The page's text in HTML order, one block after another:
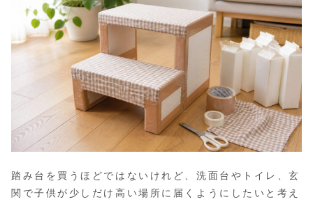
踏み台を買うほどではないけれど、洗面台やトイレ、玄
関で子供が少しだけ高い場所に届くようにしたいと考え